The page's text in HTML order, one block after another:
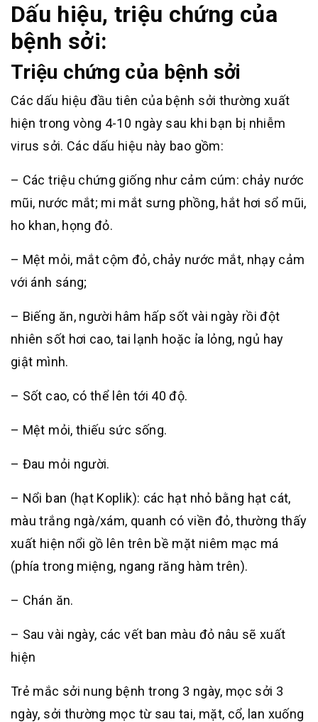
Dấu hiệu, triệu chứng của
bệnh sởi:
Triệu chứng của bệnh sởi
Các dấu hiệu đầu tiên của bệnh sởi thường xuất
hiện trong vòng 4-10 ngày sau khi bạn bị nhiễm
virus sởi. Các dấu hiệu này bao gồm:
– Các triệu chứng giống như cảm cúm: chảy nước
mũi, nước mắt; mi mắt sưng phồng, hắt hơi sổ mũi,
ho khan, họng đỏ.
– Mệt mỏi, mắt cộm đỏ, chảy nước mắt, nhạy cảm
với ánh sáng;
– Biếng ăn, người hâm hấp sốt vài ngày rồi đột
nhiên sốt hơi cao, tai lạnh hoặc ỉa lỏng, ngủ hay
giật mình.
– Sốt cao, có thể lên tới 40 độ.
– Mệt mỏi, thiếu sức sống.
– Đau mỏi người.
– Nổi ban (hạt Koplik): các hạt nhỏ bằng hạt cát,
màu trắng ngà/xám, quanh có viền đỏ, thường thấy
xuất hiện nổi gồ lên trên bề mặt niêm mạc má
(phía trong miệng, ngang răng hàm trên).
– Chán ăn.
– Sau vài ngày, các vết ban màu đỏ nâu sẽ xuất
hiện
Trẻ mắc sởi nung bệnh trong 3 ngày, mọc sởi 3
ngày, sởi thường mọc từ sau tai, mặt, cổ, lan xuống